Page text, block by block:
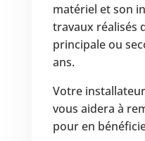
matériel et son
travaux réalisés
principale ou
ans.
Votre
vous aidera à
pour en